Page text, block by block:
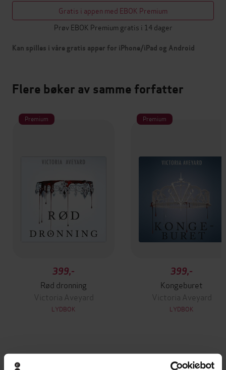
Gratis i appen med EBOK Premium
Prøv EBOK Premium gratis i 14 dager
Kan spilles i våre gratis apper for iPhone/iPad og Android
Flere bøker av samme forfatter
Premium
399,-
Rød dronning
Victoria Aveyard
LYDBOK
Premium
399,-
Kongeburet
Victoria Aveyard
LYDBOK
Andre har også kjøpt